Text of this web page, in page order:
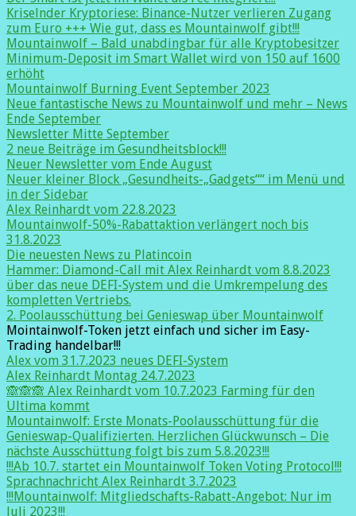
Kriselnder Kryptoriese: Binance-Nutzer verlieren Zugang
zum Euro +++ Wie gut, dass es Mountainwolf gibt!!!
Mountainwolf – Bald unabdingbar für alle Kryptobesitzer
Minimum-Deposit im Smart Wallet wird von 150 auf 1600
erhöht
Mountainwolf Burning Event September 2023
Neue fantastische News zu Mountainwolf und mehr – News
Ende September
Newsletter Mitte September
2 neue Beiträge im Gesundheitsblock!!!
Neuer Newsletter vom Ende August
Neuer kleiner Block „Gesundheits-„Gadgets““ im Menü und
in der Sidebar
Alex Reinhardt vom 22.8.2023
Mountainwolf-50%-Rabattaktion verlängert noch bis
31.8.2023
Die neuesten News zu Platincoin
Hammer: Diamond-Call mit Alex Reinhardt vom 8.8.2023
über das neue DEFI-System und die Umkrempelung des
kompletten Vertriebs.
2. Poolausschüttung bei Genieswap über Mountainwolf
Mointainwolf-Token jetzt einfach und sicher im Easy-
Trading handelbar!!!
Alex vom 31.7.2023 neues DEFI-System
Alex Reinhardt Montag 24.7.2023
🙈🙈🙈 Alex Reinhardt vom 10.7.2023 Farming für den
Ultima kommt
Mountainwolf: Erste Monats-Poolausschüttung für die
Genieswap-Qualifizierten. Herzlichen Glückwunsch – Die
nächste Ausschüttung folgt bis zum 5.8.2023!!!
!!!Ab 10.7. startet ein Mountainwolf Token Voting Protocol!!!
Sprachnachricht Alex Reinhardt 3.7.2023
!!!Mountainwolf: Mitgliedschafts-Rabatt-Angebot: Nur im
Juli 2023!!!